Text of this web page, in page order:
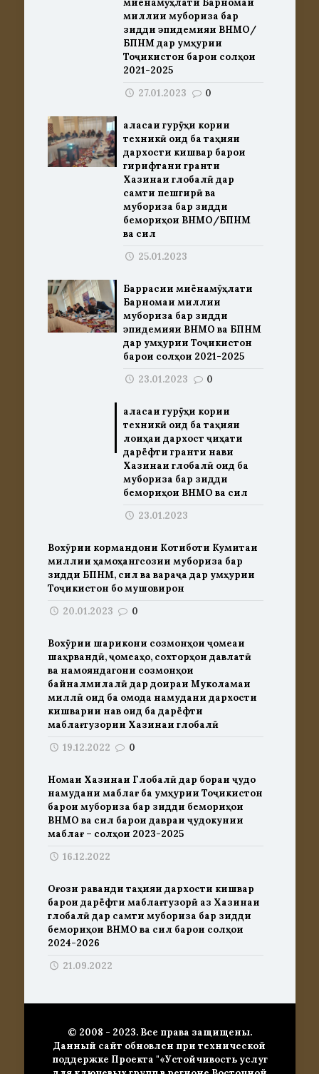
миёнамӯҳлати Барномаи
миллии мубориза бар
зидди эпидемияи ВНМО/
БПНМ дар Ҷумҳурии
Тоҷикистон барои солҳои
2021-2025
27.01.2023
0
Ҷаласаи гурӯҳи кории
техникӣ оид ба таҳияи
дархости кишвар барои
гирифтани гранти
Хазинаи глобалӣ дар
самти пешгирӣ ва
мубориза бар зидди
бемориҳои ВНМО/БПНМ
ва сил
25.01.2023
Баррасии миёнамӯҳлати
Барномаи миллии
мубориза бар зидди
эпидемияи ВНМО ва БПНМ
дар Ҷумҳурии Тоҷикистон
барои солҳои 2021-2025
23.01.2023
0
Ҷаласаи гурӯҳи кории
техникӣ оид ба таҳияи
лоиҳаи дархост ҷиҳати
дарёфти гранти нави
Хазинаи глобалӣ оид ба
мубориза бар зидди
бемориҳои ВНМО ва сил
23.01.2023
Вохӯрии кормандони Котиботи Кумитаи
миллии ҳамоҳангсозии мубориза бар
зидди БПНМ, сил ва вараҷа дар Ҷумҳурии
Тоҷикистон бо мушовирон
20.01.2023
0
Вохӯрии шарикони созмонҳои ҷомеаи
шаҳрвандӣ, ҷомеаҳо, сохторҳои давлатӣ
ва намояндагони созмонҳои
байналмилалӣ дар доираи Муколамаи
миллӣ оид ба омода намудани дархости
кишварии нав оид ба дарёфти
маблағгузории Хазинаи глобалӣ
19.12.2022
0
Номаи Хазинаи Глобалӣ дар бораи ҷудо
намудани маблағ ба Ҷумҳурии Тоҷикистон
барои мубориза бар зидди бемориҳои
ВНМО ва сил барои давраи ҷудокунии
маблағ – солҳои 2023-2025
16.12.2022
Оғози раванди таҳияи дархости кишвар
барои дарёфти маблағгузорӣ аз Хазинаи
глобалӣ дар самти мубориза бар зидди
бемориҳои ВНМО ва сил барои солҳои
2024-2026
21.09.2022
© 2008 - 2023. Все права защищены.
Данный сайт обновлен при технической
поддержке Проекта "«Устойчивость услуг